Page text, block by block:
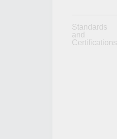
Standards
and
Certifications